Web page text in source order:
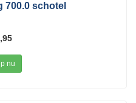
700.0 schotel
nu